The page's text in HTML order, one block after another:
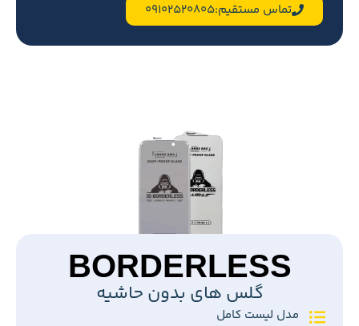
تماس مستقیم:09102520805
BORDERLESS
گلس های بدون حاشیه
مدل لیست کامل